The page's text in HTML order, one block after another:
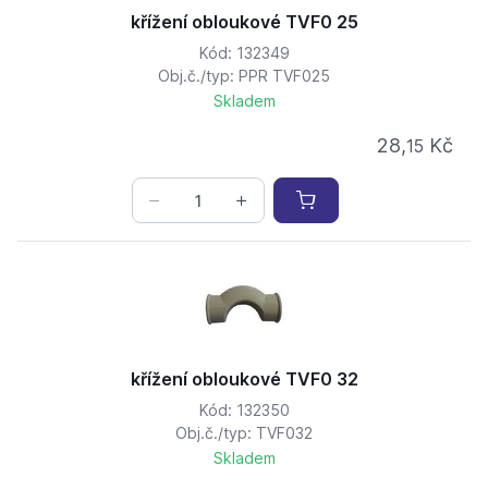
křížení obloukové TVF0 25
Kód: 132349
Obj.č./typ: PPR TVF025
Skladem
28,15 Kč
křížení obloukové TVF0 32
Kód: 132350
Obj.č./typ: TVF032
Skladem